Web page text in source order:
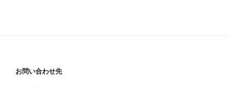
お問い合わせ先